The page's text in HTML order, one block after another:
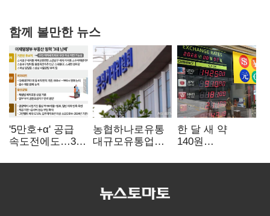
함께 볼만한 뉴스
'5만호+α' 공급
속도전에도…3대
농협하나로유통
대규모유통업법
공정위, 과징금
부과
한 달 새 약
140원
엔저'에 원화